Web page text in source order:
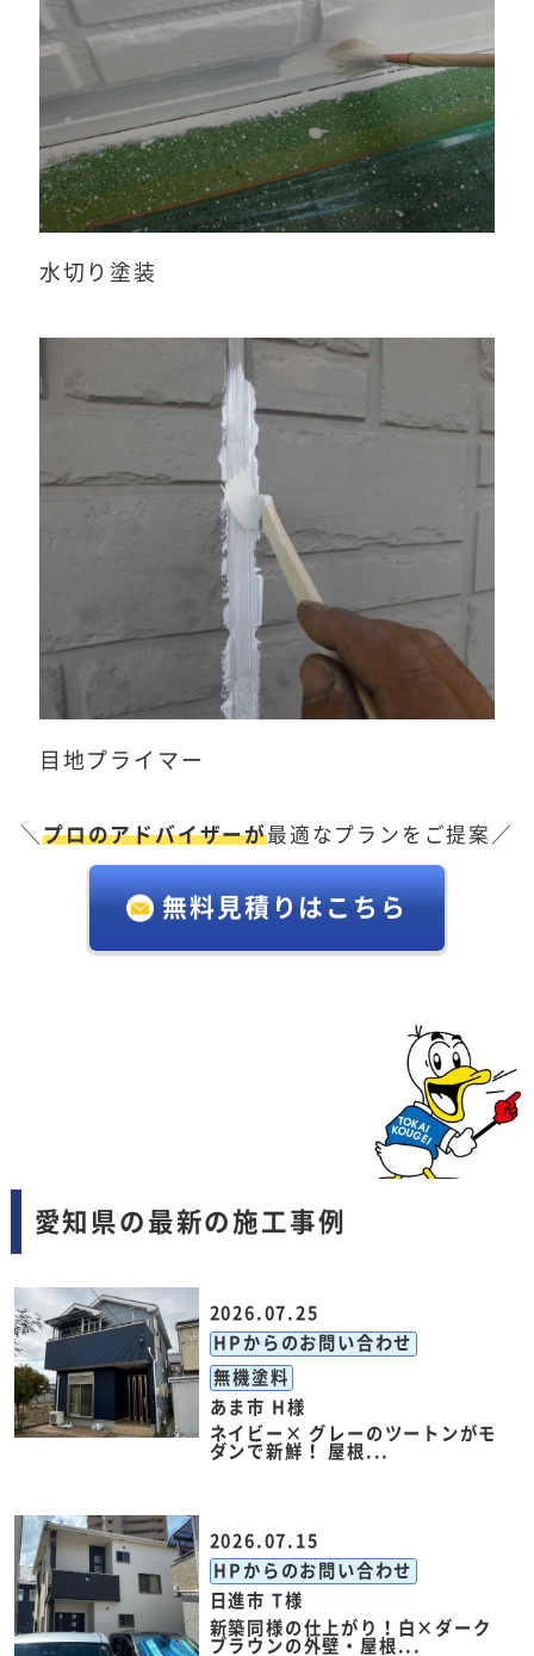
水切り塗装
目地プライマー
＼プロのアドバイザーが最適なプランをご提案／
無料見積りはこちら
愛知県の最新の施工事例
2026.07.25
HPからのお問い合わせ
無機塗料
あま市 H様
ネイビー× グレーのツートンがモ
ダンで新鮮！ 屋根...
2026.07.15
HPからのお問い合わせ
日進市 T様
新築同様の仕上がり！白×ダーク
ブラウンの外壁・屋根...